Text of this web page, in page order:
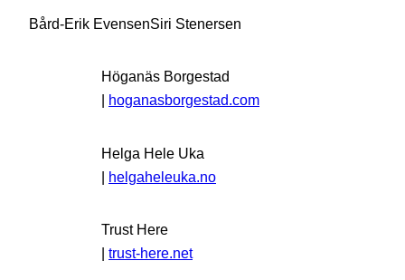
Bård-Erik EvensenSiri Stenersen
Höganäs Borgestad
| hoganasborgestad.com
Helga Hele Uka
| helgaheleuka.no
Trust Here
trust-here.net